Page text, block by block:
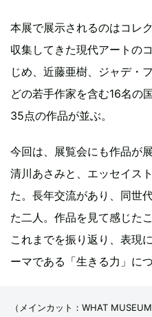
本展で展示されるのはコレ
収集してきた現代アートの
じめ、近藤亜樹、ジャデ・
どの若手作家を含む16名の
35点の作品が並ぶ。
今回は、展覧会にも作品が
清川あさみと、エッセイス
た。長年交流があり、同世
た二人。作品を見て感じた
これまでを振り返り、表現
ーマである「生きる力」に
（メインカット：WHAT